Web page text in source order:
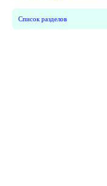
Список разделов